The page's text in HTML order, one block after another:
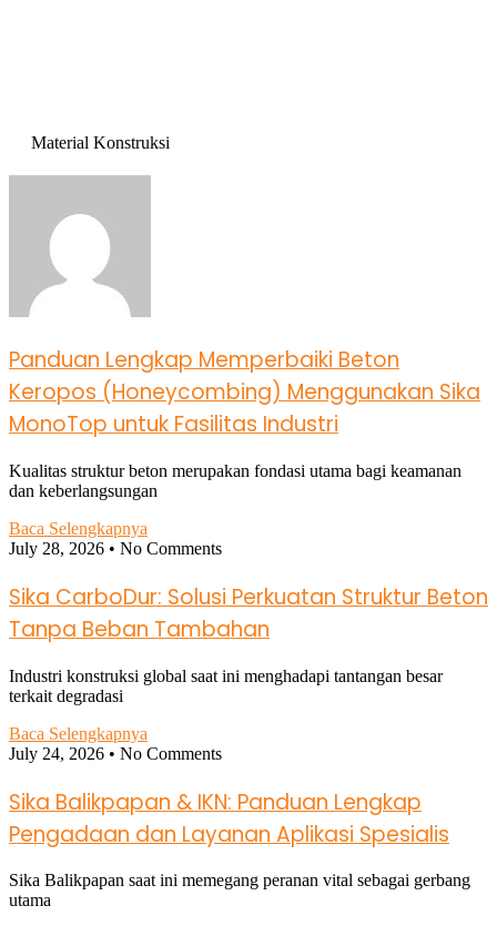
Material Konstruksi
Panduan Lengkap Memperbaiki Beton
Keropos (Honeycombing) Menggunakan Sika
MonoTop untuk Fasilitas Industri
Kualitas struktur beton merupakan fondasi utama bagi keamanan
dan keberlangsungan
Baca Selengkapnya
July 28, 2026
No Comments
Sika CarboDur: Solusi Perkuatan Struktur Beton
Tanpa Beban Tambahan
Industri konstruksi global saat ini menghadapi tantangan besar
terkait degradasi
Baca Selengkapnya
July 24, 2026
No Comments
Sika Balikpapan & IKN: Panduan Lengkap
Pengadaan dan Layanan Aplikasi Spesialis
Sika Balikpapan saat ini memegang peranan vital sebagai gerbang
utama